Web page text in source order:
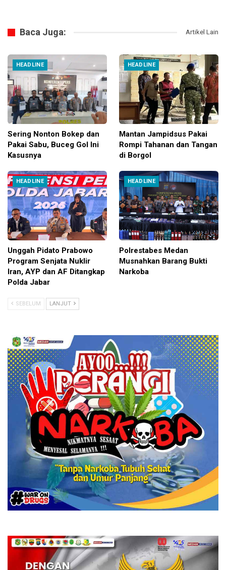
Baca Juga: Artikel Lain
HEADLINE
Sering Nonton Bokep dan
Pakai Sabu, Buceg Gol Ini
Kasusnya
HEADLINE
Mantan Jampidsus Pakai
Rompi Tahanan dan Tangan
di Borgol
HEADLINE
Unggah Pidato Prabowo
Program Senjata Nuklir
Iran, AYP dan AF Ditangkap
Polda Jabar
HEADLINE
Polrestabes Medan
Musnahkan Barang Bukti
Narkoba
SEBELUM LANJUT